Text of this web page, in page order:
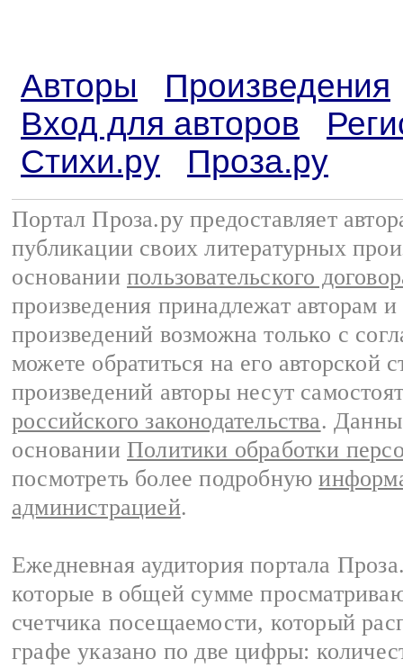
Авторы
Произведения
Вход для авторов
Стихи.ру
Проза.ру
Портал Проза.ру предоставляет
публикации своих литературных
основании пользовательского
произведения принадлежат авторам
произведений возможна только с
можете обратиться на его авторской
произведений авторы несут
российского законодательства.
основании Политики обработки
посмотреть более подробную
администрацией.
Ежедневная аудитория портала
которые в общей сумме
счетчика посещаемости, который
графе указано по две цифры: